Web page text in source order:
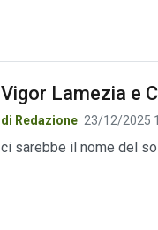
Vigor Lamezia e
di Redazione 23/12/2025
ci sarebbe il nome del